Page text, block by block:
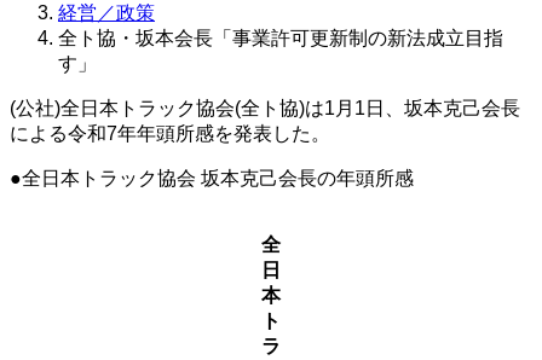
経営／政策
全ト協・坂本会長「事業許可更新制の新法成立目指
す」
(公社)全日本トラック協会(全ト協)は1月1日、坂本克己会長
による令和7年年頭所感を発表した。
●全日本トラック協会 坂本克己会長の年頭所感
全
日
本
ト
ラ